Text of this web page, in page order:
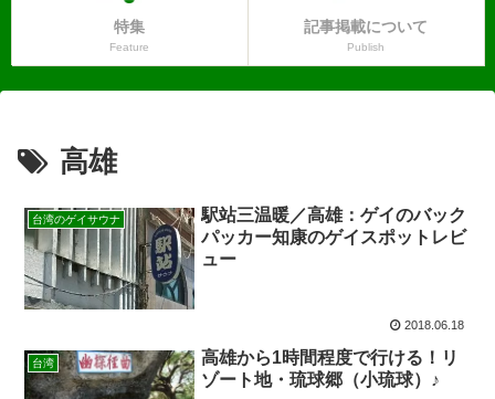
特集
Feature
記事掲載について
Publish
高雄
台湾のゲイサウナ
駅站三温暖／高雄：ゲイのバック
パッカー知康のゲイスポットレビ
ュー
2018.06.18
台湾
高雄から1時間程度で行ける！リ
ゾート地・琉球郷（小琉球）♪